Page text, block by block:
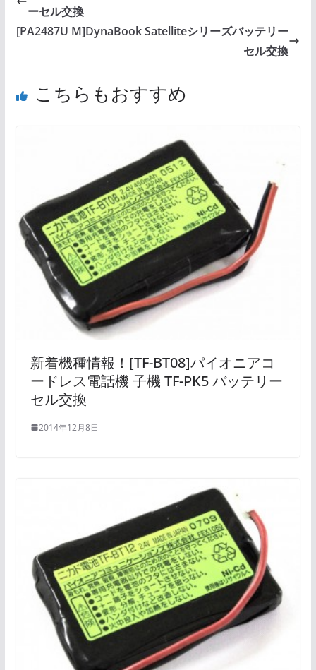
ーセル交換
[PA2487U M]DynaBook Satelliteシリーズバッテリー
セル交換
こちらもおすすめ
新着機種情報！[TF-BT08]パイオニアコ
ードレス電話機 子機 TF-PK5 バッテリー
セル交換
2014年12月8日